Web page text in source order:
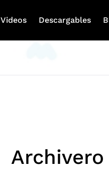
Videos Descargables